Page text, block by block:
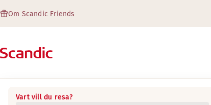
Om Scandic Friends
Vart vill du resa?